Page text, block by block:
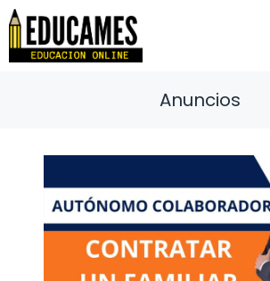
Saltar
contenido
Anuncios